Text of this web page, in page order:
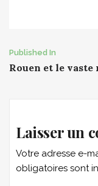
Post
Published In
Rouen et le vaste
Laisser un
Votre adresse e-
obligatoires sont